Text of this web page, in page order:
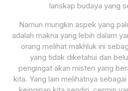
lanskap budaya yang
Namun mungkin aspek yang
adalah makna yang lebih dalam
orang melihat makhluk ini
yang tidak diketahui dan
pengingat akan misteri yang
kita. Yang lain melihatnya